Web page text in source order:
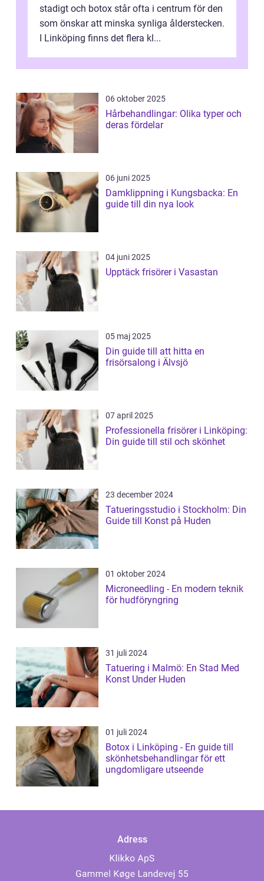
stadigt och botox står ofta i centrum för den
som önskar att minska synliga ålderstecken.
I Linköping finns det flera kl...
06 oktober 2025
Hårbehandlingar: Olika typer och
deras fördelar
06 juni 2025
Damklippning i Kungsbacka: En
guide till din nya look
04 juni 2025
Upptäck frisörer i Vasastan
05 maj 2025
Din guide till att hitta en
frisörsalong i Älvsjö
07 april 2025
Professionella frisörer i Linköping:
Din guide till stil och skönhet
23 december 2024
Tatueringsstudio i Stockholm: Din
Guide till Konst på Huden
01 oktober 2024
Microneedling - En modern teknik
för hudföryngring
31 juli 2024
Tatuering i Malmö: En Stad Med
Konst Under Huden
01 juli 2024
Botox i Linköping - En guide till
skönhetsbehandlingar för ett
ungdomligare utseende
Adress